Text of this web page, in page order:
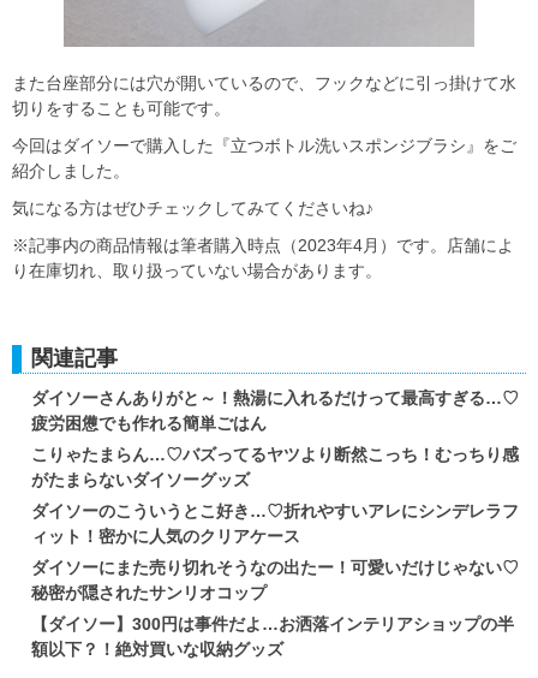
また台座部分には穴が開いているので、フックなどに引っ掛けて水
切りをすることも可能です。
今回はダイソーで購入した『立つボトル洗いスポンジブラシ』をご
紹介しました。
気になる方はぜひチェックしてみてくださいね♪
※記事内の商品情報は筆者購入時点（2023年4月）です。店舗によ
り在庫切れ、取り扱っていない場合があります。
関連記事
ダイソーさんありがと～！熱湯に入れるだけって最高すぎる…♡
疲労困憊でも作れる簡単ごはん
こりゃたまらん…♡バズってるヤツより断然こっち！むっちり感
がたまらないダイソーグッズ
ダイソーのこういうとこ好き…♡折れやすいアレにシンデレラフ
ィット！密かに人気のクリアケース
ダイソーにまた売り切れそうなの出たー！可愛いだけじゃない♡
秘密が隠されたサンリオコップ
【ダイソー】300円は事件だよ…お洒落インテリアショップの半
額以下？！絶対買いな収納グッズ